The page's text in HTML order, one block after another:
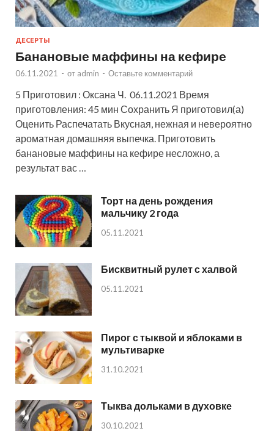
ДЕСЕРТЫ
Банановые маффины на кефире
06.11.2021 - от admin - Оставьте комментарий
5 Приготовил : Оксана Ч. 06.11.2021 Время
приготовления: 45 мин Сохранить Я приготовил(а)
Оценить Распечатать Вкусная, нежная и невероятно
ароматная домашняя выпечка. Приготовить
банановые маффины на кефире несложно, а
результат вас …
Торт на день рождения
мальчику 2 года
05.11.2021
Бисквитный рулет с халвой
05.11.2021
Пирог с тыквой и яблоками в
мультиварке
31.10.2021
Тыква дольками в духовке
30.10.2021